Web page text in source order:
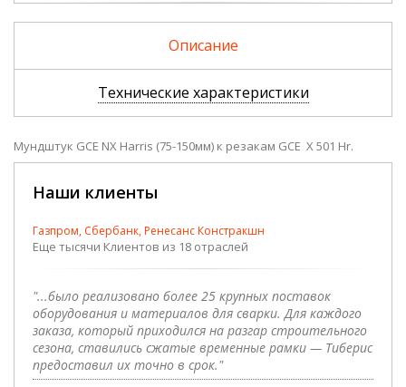
Описание
Технические характеристики
Мундштук GCE NX Harris (75-150мм) к резакам GCE X 501 Hr.
Наши клиенты
Газпром, Сбербанк, Ренесанс Констракшн
Еще тысячи Клиентов из 18 отраслей
"...было реализовано более 25 крупных поставок
оборудования и материалов для сварки. Для каждого
заказа, который приходился на разгар строительного
сезона, ставились сжатые временные рамки — Тиберис
предоставил их точно в срок."